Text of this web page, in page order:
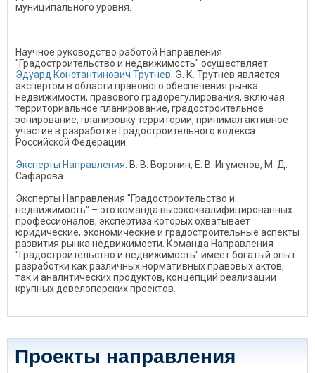
муниципального уровня.
Научное руководство работой Направления
"Градостроительство и недвижимость" осуществляет
Эдуард Константинович Трутнев . Э. К. Трутнев является
экспертом в области правового обеспечения рынка
недвижимости, правового градорегулирования, включая
территориальное планирование, градостроительное
зонирование, планировку территории, принимал активное
участие в разработке Градостроительного кодекса
Российской Федерации.
Эксперты Направления: В. В. Воронин, Е. В. Игуменов, М. Д.
Сафарова.
Эксперты Направления "Градостроительство и
недвижимость" – это команда высококвалифицированных
профессионалов, экспертиза которых охватывает
юридические, экономические и градостроительные аспекты
развития рынка недвижимости. Команда Направления
"Градостроительство и недвижимость" имеет богатый опыт
разработки как различных нормативных правовых актов,
так и аналитических продуктов, концепций реализации
крупных девелоперских проектов.
Проекты направления